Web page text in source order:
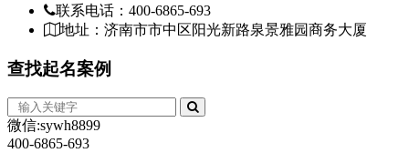
联系电话：400-6865-693
地址：济南市市中区阳光新路泉景雅园商务大厦
查找起名案例
微信:sywh8899
400-6865-693